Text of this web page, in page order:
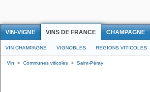
VIN-VIGNE VINS DE FRANCE CHAMPAGNE
VIN CHAMPAGNE VIGNOBLES REGIONS VITICOLES
Vin > Communes viticoles > Saint-Péray